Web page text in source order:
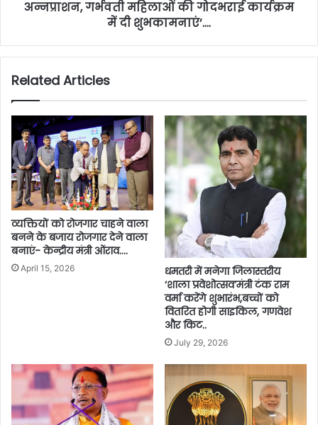
अन्नप्राशन, गर्भवती महिलाओं की गोदभराई कार्यक्रम
में दी शुभकामनाएं’….
Related Articles
व्यक्तियों को रोजगार चाहने वाला
बनने के बजाय रोजगार देने वाला
बनाएं- केन्द्रीय मंत्री ओंराव….
April 15, 2026
धमतरी में मनेगा जिलास्तरीय
‘शाला प्रवेशोत्सव’मंत्री टंक राम
वर्मा करेंगे शुभारंभ,बच्चों को
वितरित होगी साइकिल, गणवेश
और किट..
July 29, 2026